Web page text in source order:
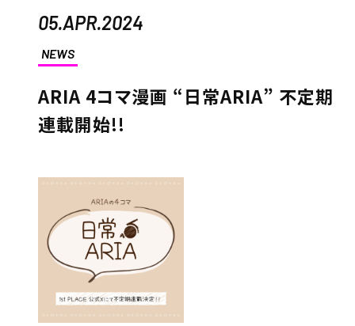
05.APR.2024
NEWS
ARIA 4コマ漫画 “日常ARIA” 不定期
連載開始!!